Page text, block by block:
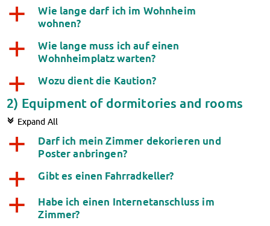
IKUS and InterKultiTreff
Cultural funding
CreativeWorkshops
Magdeburg Student Days
Campus Child Care
Kita CampusKids
Flexible Child Care
Application
Terms of Use
Contact Persons
About Us
Info points & advice centers
About Us
a
Wie lange darf ich im Wohnheim
wohnen?
a
Wie lange muss ich auf einen
Wohnheimplatz warten?
a Wozu dient die Kaution?
2) Equipment of dormitories and rooms
c Expand All
a
Darf ich mein Zimmer dekorieren und
Poster anbringen?
a Gibt es einen Fahrradkeller?
a
Habe ich einen Internetanschluss im
Zimmer?